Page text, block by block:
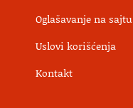
Oglašavanje na sajtu
Uslovi korišćenja
Kontakt